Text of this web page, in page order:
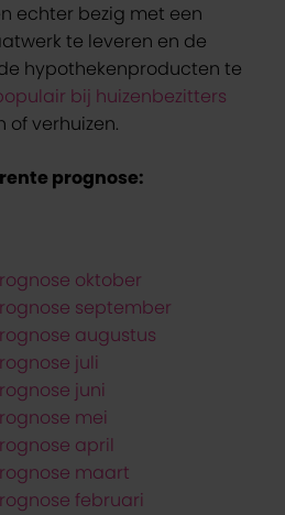
echter bezig met een
te leveren en de
hypothekenproducten te
bij huizenbezitters
of verhuizen.
prognose:
oktober
september
augustus
juli
juni
mei
april
maart
februari